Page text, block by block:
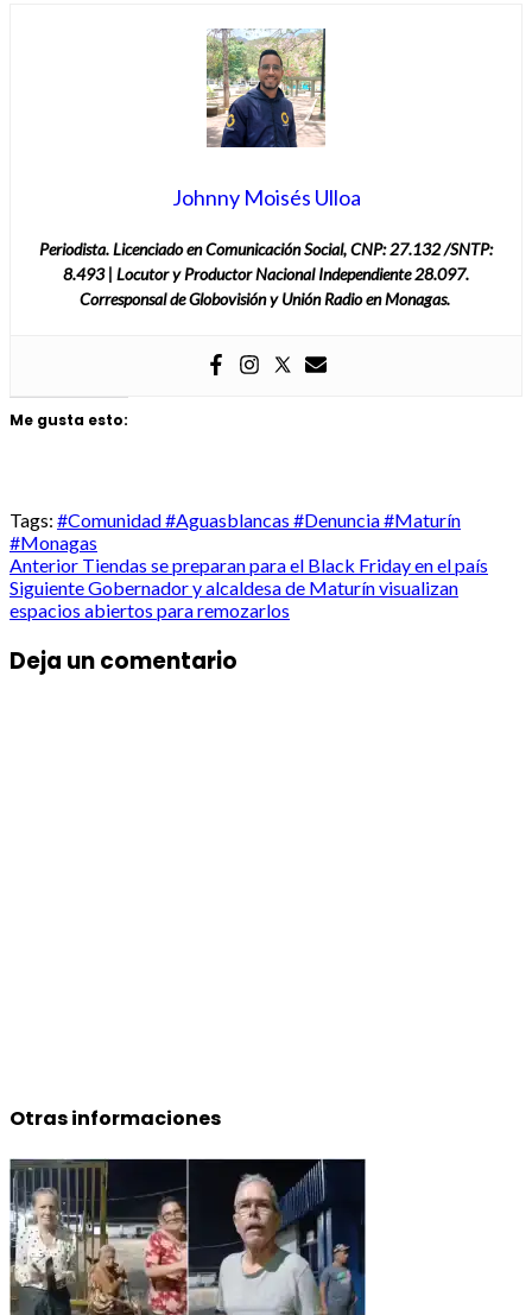
Johnny Moisés Ulloa
Periodista. Licenciado en Comunicación Social, CNP: 27.132 /SNTP:
8.493 | Locutor y Productor Nacional Independiente 28.097.
Corresponsal de Globovisión y Unión Radio en Monagas.
Me gusta esto:
Tags: #Comunidad #Aguasblancas #Denuncia #Maturín
#Monagas
Post
navigation
Anterior Tiendas se preparan para el Black Friday en el país
SiguienteGobernador y alcaldesa de Maturín visualizan
espacios abiertos para remozarlos
Deja un comentario
Otras informaciones